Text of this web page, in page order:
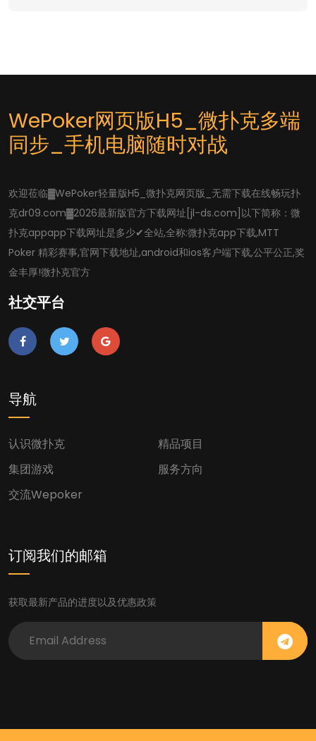
WePoker网页版H5_微扑克多端
同步_手机电脑随时对战
欢迎莅临▓WePoker轻量版H5_微扑克网页版_无需下载在线畅玩扑
克dr09.com▓2026最新版官方下载网址[jl-ds.com]以下简称：微
扑克appapp下载网址是多少✔全站,全称:微扑克app下载,MTT
Poker 精彩赛事,官网下载地址,android和ios客户端下载,公平公正,奖
金丰厚!微扑克官方
社交平台
导航
认识微扑克
精品项目
集团游戏
服务方向
交流wepoker
订阅我们的邮箱
获取最新产品的进度以及优惠政策